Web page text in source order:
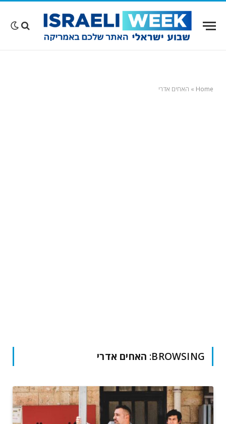
Home
» האחים אדרי
BROWSING: האחים אדרי